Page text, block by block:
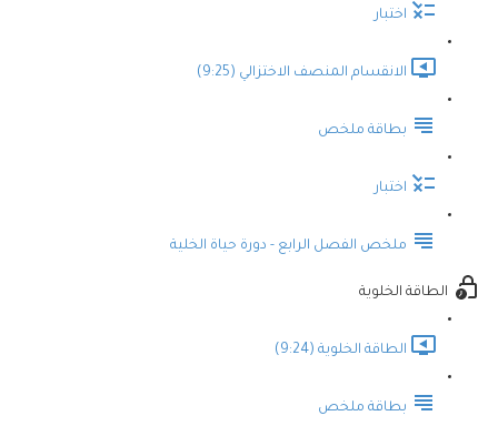
اختبار
الانقسام المنصف الاختزالي (9:25)
بطاقة ملخص
اختبار
ملخص الفصل الرابع - دورة حياة الخلية
الطاقة الخلوية
الطاقة الخلوية (9:24)
بطاقة ملخص